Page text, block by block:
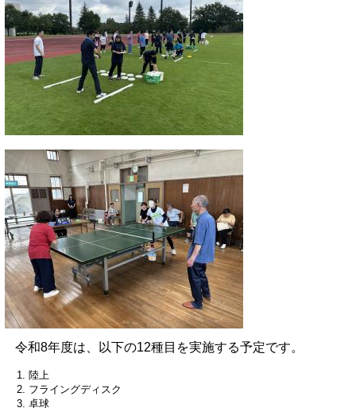
令和8年度は、以下の12種目を実施する予定です。
陸上
フライングディスク
卓球